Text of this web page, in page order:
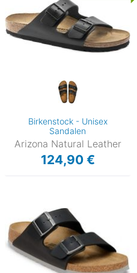
Birkenstock - Unisex
Sandalen
Arizona Natural Leather
124,90 €